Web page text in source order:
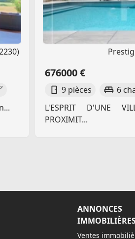
676000 €
9 pièces 6
L'ESPRIT D'UNE
PROXIMIT...
ANNONCES
Ventes